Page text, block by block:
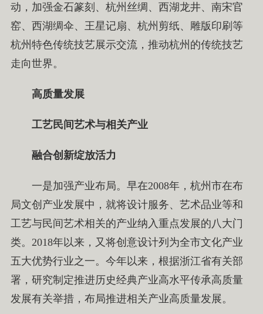
动，加强金石篆刻、杭州丝绸、西湖龙井、南宋官
窑、西湖绸伞、王星记扇、杭州剪纸、雕版印刷等
杭州特色传统技艺展示交流，推动杭州的传统技艺
走向世界。
高质量发展
工艺民间艺术与相关产业
融合创新绽放活力
一是加强产业布局。早在2008年，杭州市在布
局文创产业发展中，就将设计服务、艺术品业等和
工艺与民间艺术相关的产业纳入重点发展的八大门
类。2018年以来，又将创意设计列为全市文化产业
五大优势行业之一。今年以来，根据浙江省有关部
署，研究制定推进历史经典产业高水平传承高质量
发展有关举措，布局推进相关产业高质量发展。